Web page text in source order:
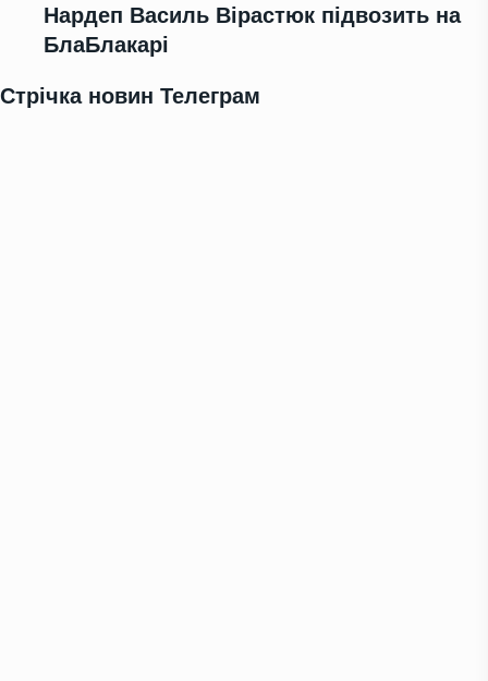
Нардеп Василь Вірастюк підвозить на
БлаБлакарі
Стрічка новин Телеграм